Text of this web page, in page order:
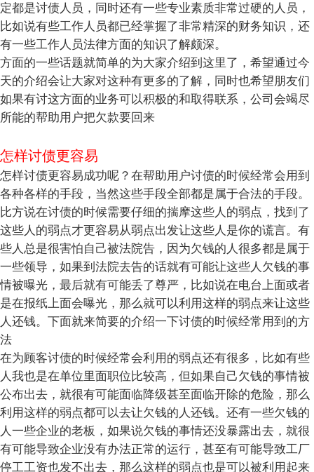
定都是讨债人员，同时还有一些专业素质非常过硬的人员，
比如说有些工作人员都已经掌握了非常精深的财务知识，还
有一些工作人员法律方面的知识了解颇深。
方面的一些话题就简单的为大家介绍到这里了，希望通过今
天的介绍会让大家对这种有更多的了解，同时也希望朋友们
如果有讨这方面的业务可以积极的和取得联系，公司会竭尽
所能的帮助用户把欠款要回来
怎样讨债更容易
怎样讨债更容易成功呢？在帮助用户讨债的时候经常会用到
各种各样的手段，当然这些手段全部都是属于合法的手段。
比方说在讨债的时候需要仔细的揣摩这些人的弱点，找到了
这些人的弱点才更容易从弱点出发让这些人是你的谎言。有
些人总是很害怕自己被法院告，因为欠钱的人很多都是属于
一些领导，如果到法院去告的话就有可能让这些人欠钱的事
情被曝光，最后就有可能丢了尊严，比如说在电台上面或者
是在报纸上面会曝光，那么就可以利用这样的弱点来让这些
人还钱。下面就来简要的介绍一下讨债的时候经常用到的方
法
在为顾客讨债的时候经常会利用的弱点还有很多，比如有些
人我也是在单位里面职位比较高，但如果自己欠钱的事情被
公布出去，就很有可能面临降级甚至面临开除的危险，那么
利用这样的弱点都可以去让欠钱的人还钱。还有一些欠钱的
人一些企业的老板，如果说欠钱的事情还没暴露出去，就很
有可能导致企业没有办法正常的运行，甚至有可能导致工厂
停工工资也发不出去，那么这样的弱点也是可以被利用起来